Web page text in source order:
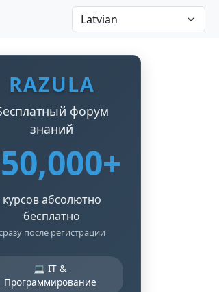
RAZULA
форум
знаний
курсов абсолютно
бесплатно
после регистрации
💻 IT &
Программирование